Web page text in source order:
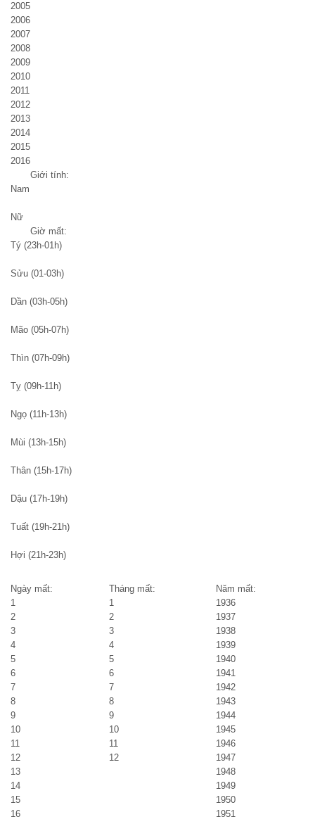
2005
2006
2007
2008
2009
2010
2011
2012
2013
2014
2015
2016
Giới tính:
Nam
Nữ
Giờ mất:
Tý (23h-01h)
Sửu (01-03h)
Dần (03h-05h)
Mão (05h-07h)
Thìn (07h-09h)
Tỵ (09h-11h)
Ngọ (11h-13h)
Mùi (13h-15h)
Thân (15h-17h)
Dậu (17h-19h)
Tuất (19h-21h)
Hợi (21h-23h)
Ngày mất:
1
2
3
4
5
6
7
8
9
10
11
12
13
14
15
16
Tháng mất:
1
2
3
4
5
6
7
8
9
10
11
12
Năm mất:
1936
1937
1938
1939
1940
1941
1942
1943
1944
1945
1946
1947
1948
1949
1950
1951